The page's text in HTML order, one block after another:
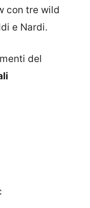
con tre wild
e Nardi.
del